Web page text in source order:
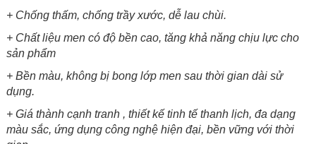
+ Chống thấm, chống trầy xước, dễ lau chùi.
+ Chất liệu men có độ bền cao, tăng khả năng chịu lực cho
sản phẩm
+ Bền màu, không bị bong lớp men sau thời gian dài sử
dụng.
+ Giá thành cạnh tranh , thiết kế tinh tế thanh lịch, đa dạng
màu sắc, ứng dụng công nghệ hiện đại, bền vững với thời